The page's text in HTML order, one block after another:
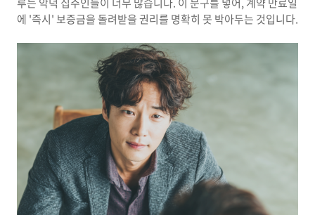
에 '즉시' 보증금을 돌려받을 권리를 명확히 못 박아두는 것입니다.